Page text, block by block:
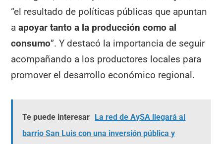
“el resultado de políticas públicas que apuntan
a apoyar tanto a la producción como al
consumo”. Y destacó la importancia de seguir
acompañando a los productores locales para
promover el desarrollo económico regional.
Te puede interesar La red de AySA llegará al
barrio San Luis con una inversión pública y